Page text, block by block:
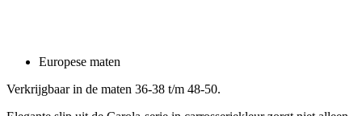
Europese maten
Verkrijgbaar in de maten 36-38 t/m 48-50.